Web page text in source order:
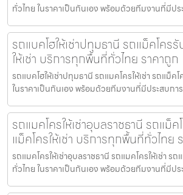
ทั่วไทย ในราคาเป็นกันเอง พร้อมด้วยทีมงานที่มีป
รถแบคโฮให้เช่าปทุมธานี รถแม็คโคร
ให้เช่า บริการทุกพื้นที่ทั่วไทย ราคาถูก
รถแบคโฮให้เช่าปทุมธานี รถแมคโครให้เช่า รถแม็ค
ในราคาเป็นกันเอง พร้อมด้วยทีมงานที่มีประสบกา
รถแมคโครให้เช่าอุบลราชธานี รถแม็
แม็คโครให้เช่า บริการทุกพื้นที่ทั่วไทย
รถแมคโครให้เช่าอุบลราชธานี รถแมคโครให้เช่า ร
ทั่วไทย ในราคาเป็นกันเอง พร้อมด้วยทีมงานที่มีป